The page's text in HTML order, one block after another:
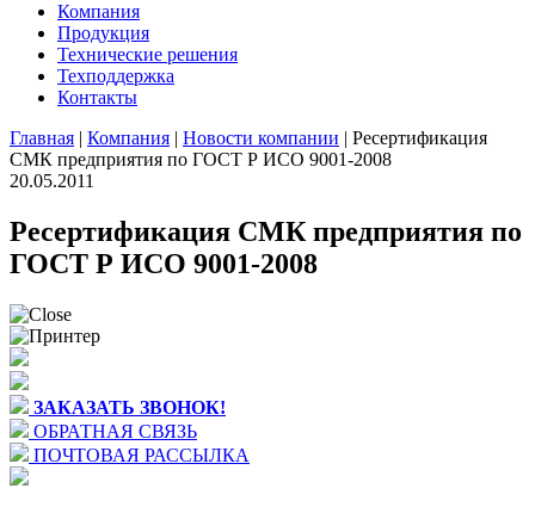
Компания
Продукция
Технические решения
Техподдержка
Контакты
Главная | Компания | Новости компании | Ресертификация
СМК предприятия по ГОСТ Р ИСО 9001-2008
20.05.2011
Ресертификация СМК предприятия по
ГОСТ Р ИСО 9001-2008
ЗАКАЗАТЬ ЗВОНОК!
ОБРАТНАЯ СВЯЗЬ
ПОЧТОВАЯ РАССЫЛКА